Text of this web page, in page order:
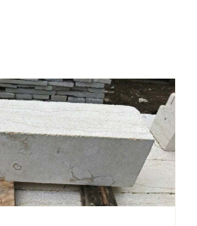
Αμυγδαλόπετρα